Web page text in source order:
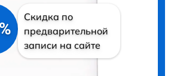
Скидка по
предварительной
записи на сайте